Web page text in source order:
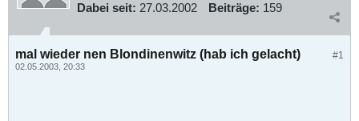
Dabei seit: 27.03.2002 Beiträge: 159
#1
mal wieder nen Blondinenwitz (hab ich gelacht)
02.05.2003, 20:33